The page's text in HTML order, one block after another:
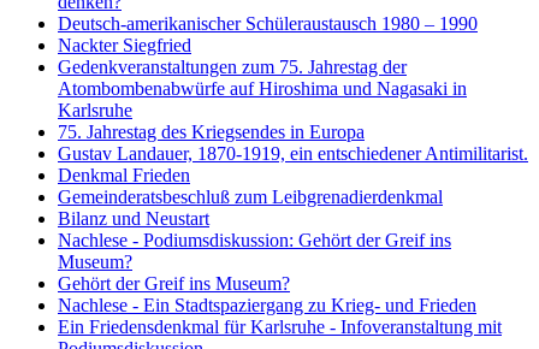
Deutsch-amerikanischer Schüleraustausch 1980 – 1990
Nackter Siegfried
Gedenkveranstaltungen zum 75. Jahrestag der
Atombombenabwürfe auf Hiroshima und Nagasaki in
Karlsruhe
75. Jahrestag des Kriegsendes in Europa
Gustav Landauer, 1870-1919, ein entschiedener Antimilitarist.
Denkmal Frieden
Gemeinderatsbeschluß zum Leibgrenadierdenkmal
Bilanz und Neustart
Nachlese - Podiumsdiskussion: Gehört der Greif ins
Museum?
Gehört der Greif ins Museum?
Nachlese - Ein Stadtspaziergang zu Krieg- und Frieden
Ein Friedensdenkmal für Karlsruhe - Infoveranstaltung mit